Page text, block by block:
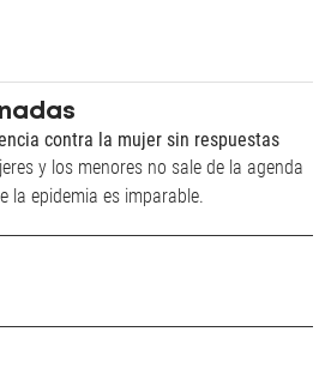
contra la mujer sin respuestas
y los menores no sale de la agenda
la epidemia es imparable.